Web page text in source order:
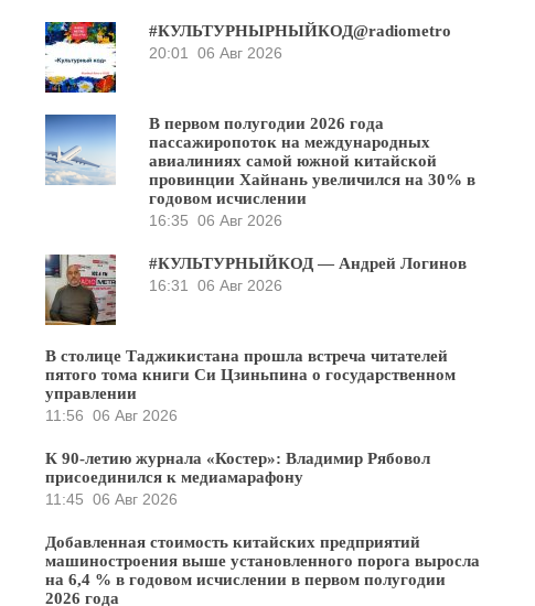
#КУЛЬТУРНЫРНЫЙКОД@radiometro
20:01
06 Авг 2026
В первом полугодии 2026 года
пассажиропоток на международных
авиалиниях самой южной китайской
провинции Хайнань увеличился на 30% в
годовом исчислении
16:35 06 Авг 2026
#КУЛЬТУРНЫЙКОД — Андрей Логинов
16:31
06 Авг 2026
В столице Таджикистана прошла встреча читателей
пятого тома книги Си Цзиньпина о государственном
управлении
11:56 06 Авг 2026
К 90-летию журнала «Костер»: Владимир Рябовол
присоединился к медиамарафону
11:45 06 Авг 2026
Добавленная стоимость китайских предприятий
машиностроения выше установленного порога выросла
на 6,4 % в годовом исчислении в первом полугодии
2026 года